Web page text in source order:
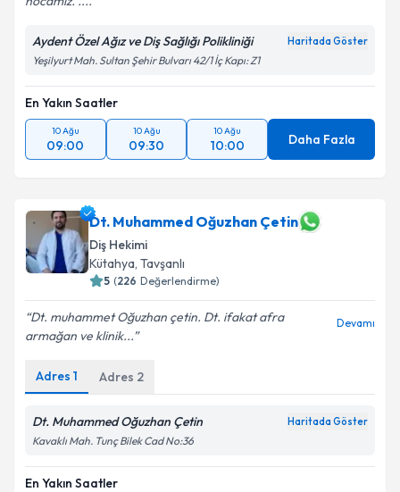
Kişisel verilerimin işlenmesine ilişkin
kapsamda işlenmesini kabul ediyorum.
Aydent Özel Ağız ve Diş Sağlığı Polikliniği Haritada Göster
Yeşilyurt Mah. Sultan Şehir Bulvarı 42/1 İç Kapı: Z1
En Yakın Saatler
10 Ağu
09:00
10 Ağu
09:30
10 Ağu
10:00 Daha Fazla
Dt. Muhammed Oğuzhan Çetin
Diş Hekimi
Kütahya, Tavşanlı
5 (226 Değerlendirme)
Dt. muhammet Oğuzhan çetin. Dt. ifakat afra
armağan ve klinik...
Devamı
Adres 1 Adres 2
Dt. Muhammed Oğuzhan Çetin Haritada Göster
Kavaklı Mah. Tunç Bilek Cad No:36
En Yakın Saatler